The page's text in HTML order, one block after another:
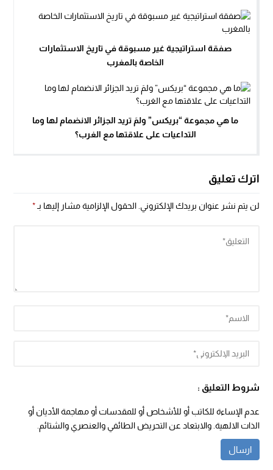
صفقة استراتيجية غير مسبوقة في تاريخ الاستثمارات
الخاصة بالمغرب
ما هي مجموعة “بريكس” ولمَ تريد الجزائر الانضمام لها وما
التداعيات على علاقتها مع الغرب؟
اترك تعليق
لن يتم نشر عنوان بريدك الإلكتروني. الحقول الإلزامية مشار إليها بـ*
شروط التعليق :
عدم الإساءة للكاتب أو للأشخاص أو للمقدسات أو مهاجمة الأديان أو
الذات الالهية. والابتعاد عن التحريض الطائفي والعنصري والشتائم.